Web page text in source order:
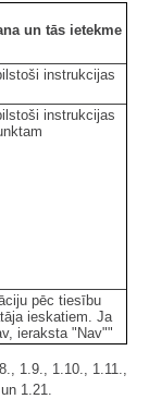
un tās ietekme
instrukcijas
instrukcijas
pēc tiesību
ieskatiem. Ja
ieraksta "Nav""
1.9., 1.10., 1.11.,
1.21.